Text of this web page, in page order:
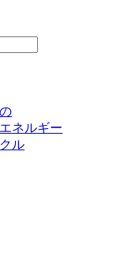
ネルギー
ル